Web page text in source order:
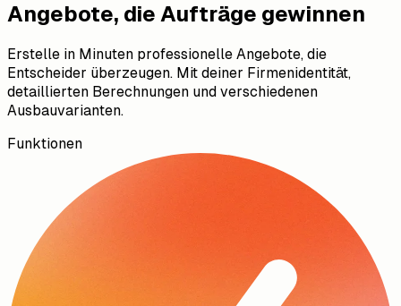
Angebote, die Aufträge gewinnen
Erstelle in Minuten professionelle Angebote, die
Entscheider überzeugen. Mit deiner Firmenidentität,
detaillierten Berechnungen und verschiedenen
Ausbauvarianten.
Funktionen